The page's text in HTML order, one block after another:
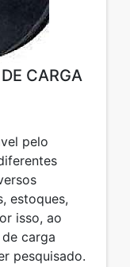
CARGA
pelo
estoques,
isso, ao
carga
pesquisado.